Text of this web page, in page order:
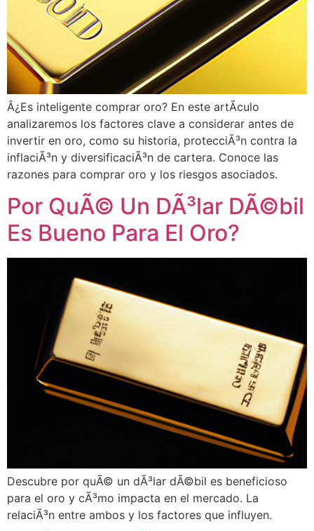
Â¿Es inteligente comprar oro? En este artÃ­culo
analizaremos los factores clave a considerar antes de
invertir en oro, como su historia, protecciÃ³n contra la
inflaciÃ³n y diversificaciÃ³n de cartera. Conoce las
razones para comprar oro y los riesgos asociados.
Por QuÃ© Un DÃ³lar DÃ©bil
Es Bueno Para El Oro?
Descubre por quÃ© un dÃ³lar dÃ©bil es beneficioso
para el oro y cÃ³mo impacta en el mercado. La
relaciÃ³n entre ambos y los factores que influyen.